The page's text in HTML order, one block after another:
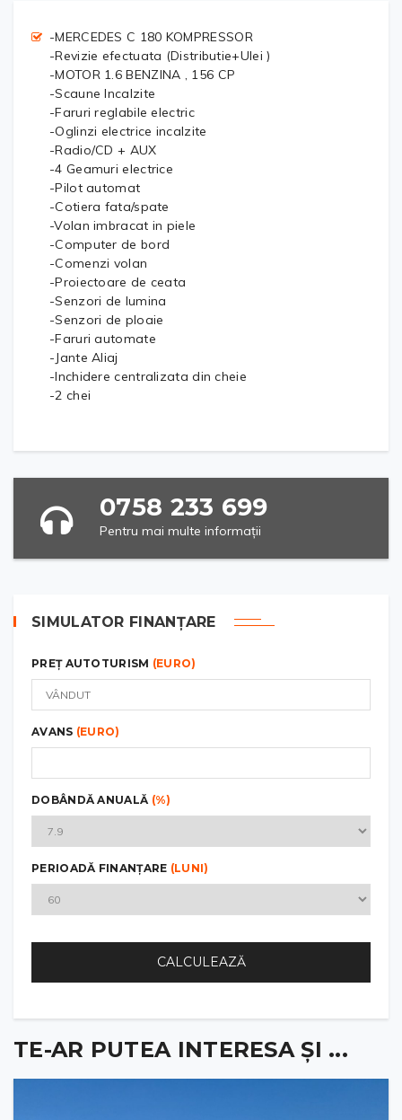
-MERCEDES C 180 KOMPRESSOR
-Revizie efectuata (Distributie+Ulei )
-MOTOR 1.6 BENZINA , 156 CP
-Scaune Incalzite
-Faruri reglabile electric
-Oglinzi electrice incalzite
-Radio/CD + AUX
-4 Geamuri electrice
-Pilot automat
-Cotiera fata/spate
-Volan imbracat in piele
-Computer de bord
-Comenzi volan
-Proiectoare de ceata
-Senzori de lumina
-Senzori de ploaie
-Faruri automate
-Jante Aliaj
-Inchidere centralizata din cheie
-2 chei
0758 233 699
Pentru mai multe informații
SIMULATOR FINANȚARE
PREȚ AUTOTURISM (EURO)
AVANS (EURO)
DOBÂNDĂ ANUALĂ (%)
PERIOADĂ FINANȚARE (LUNI)
CALCULEAZĂ
TE-AR PUTEA INTERESA ȘI ...